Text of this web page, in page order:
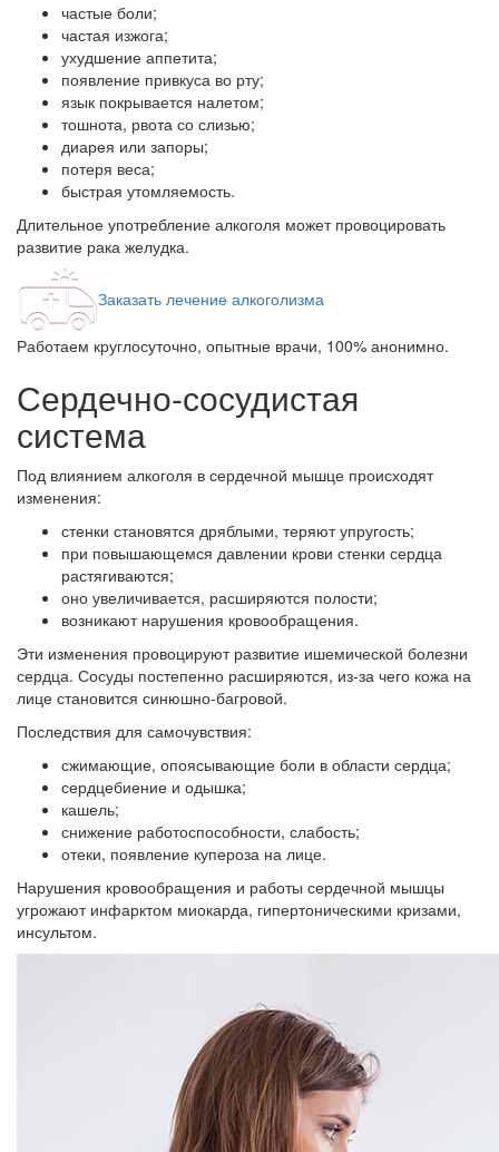
частые боли;
частая изжога;
ухудшение аппетита;
появление привкуса во рту;
язык покрывается налетом;
тошнота, рвота со слизью;
диарея или запоры;
потеря веса;
быстрая утомляемость.
Длительное употребление алкоголя может провоцировать
развитие рака желудка.
Заказать лечение алкоголизма
Работаем круглосуточно, опытные врачи, 100% анонимно.
Сердечно-сосудистая
система
Под влиянием алкоголя в сердечной мышце происходят
изменения:
стенки становятся дряблыми, теряют упругость;
при повышающемся давлении крови стенки сердца
растягиваются;
оно увеличивается, расширяются полости;
возникают нарушения кровообращения.
Эти изменения провоцируют развитие ишемической болезни
сердца. Сосуды постепенно расширяются, из-за чего кожа на
лице становится синюшно-багровой.
Последствия для самочувствия:
сжимающие, опоясывающие боли в области сердца;
сердцебиение и одышка;
кашель;
снижение работоспособности, слабость;
отеки, появление купероза на лице.
Нарушения кровообращения и работы сердечной мышцы
угрожают инфарктом миокарда, гипертоническими кризами,
инсультом.